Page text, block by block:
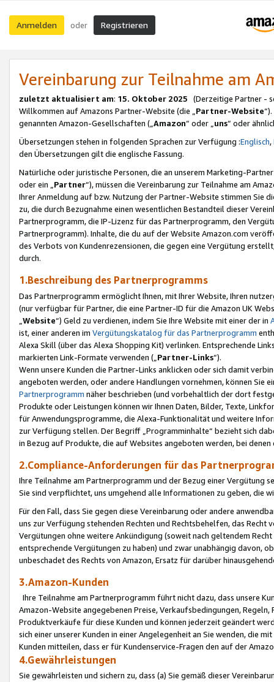
Anmelden oder Registrieren
Vereinbarung zur Teilnahme am
zuletzt aktualisiert am: 15. Oktober 2025 (Derzeitige Partner -
Willkommen auf Amazons Partner-Website (die „Partner-Website
genannten Amazon-Gesellschaften („Amazon“ oder „uns“ oder
Übersetzungen stehen in folgenden Sprachen zur Verfügung :Englisch,
den Übersetzungen gilt die englische Fassung.
Natürliche oder juristische Personen, die an unserem Marketing-
oder ein „Partner“), müssen die Vereinbarung zur Teilnahme am
Ihrer Anmeldung auf bzw. Nutzung der Partner-Website stimmen Sie
zu, die durch Bezugnahme einen wesentlichen Bestandteil dieser
Partnerprogramm, die IP-Lizenz für das Partnerprogramm, den
Partnerprogramm). Inhalte, die du auf der Website Amazon.com
des Verbots von Kundenrezensionen, die gegen eine Vergütung
durch.
1.Beschreibung des Partnerprogramms
Das Partnerprogramm ermöglicht Ihnen, mit Ihrer Website, Ihren
(nur verfügbar für Partner, die eine Partner-ID für die Amazon UK
Website“) Geld zu verdienen, indem Sie Ihre Website mit einer der in
ist, einer anderen im Vergütungskatalog für das Partnerprogramm
Alexa Skill (über das Alexa Shopping Kit) verlinken. Entsprechende
markierten Link-Formate verwenden („ Partner-Links“).
Wenn unsere Kunden die Partner-Links anklicken oder sich damit
angeboten werden, oder andere Handlungen vornehmen, können Sie
Partnerprogramm näher beschrieben (und vorbehaltlich der dort
Produkte oder Leistungen können wir Ihnen Daten, Bilder, Texte,
für Anwendungsprogramme, die Alexa-Funktionalität und weitere
zur Verfügung stellen. Der Begriff „Programminhalte“ bezieht sich
in Bezug auf Produkte, die auf Websites angeboten werden, bei
2.Compliance-Anforderungen für das
Ihre Teilnahme am Partnerprogramm und der Bezug einer Vergütung
Sie sind verpflichtet, uns umgehend alle Informationen zu geben, die
Für den Fall, dass Sie gegen diese Vereinbarung oder andere
uns zur Verfügung stehenden Rechten und Rechtsbehelfen, das
Vergütungen ohne weitere Ankündigung (soweit nach geltendem
entsprechende Vergütungen zu haben) und zwar unabhängig davon,
unbeschadet des Rechts von Amazon, Ersatz für darüber
3.Amazon-Kunden
Ihre Teilnahme am Partnerprogramm führt nicht dazu, dass unsere
Amazon-Website angegebenen Preise, Verkaufsbedingungen,
Produktverkäufe für diese Kunden und können jederzeit geändert
sich einer unserer Kunden in einer Angelegenheit an Sie wenden, die
Kunden mitteilen, dass er für Kundenservice-Fragen den auf der
4.Gewährleistungen
Sie gewährleisten und sichern zu, dass (a) Sie gemäß dieser